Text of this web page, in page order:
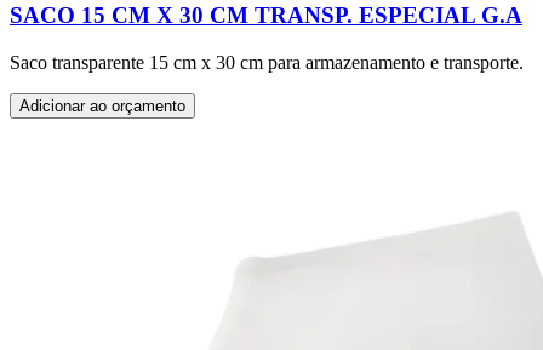
SACO 15 CM X 30 CM TRANSP. ESPECIAL G.A
Saco transparente 15 cm x 30 cm para armazenamento e transporte.
Adicionar ao orçamento